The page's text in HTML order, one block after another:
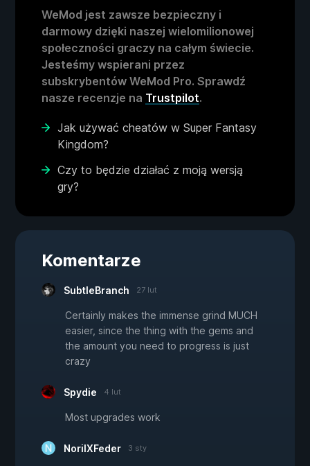
WeMod jest zawsze bezpieczny i
darmowy dzięki naszej wielomilionowej
społeczności graczy na całym świecie.
Jesteśmy wspierani przez
subskrybentów WeMod Pro. Sprawdź
nasze recenzje na Trustpilot.
Jak używać cheatów w Super Fantasy
Kingdom?
Czy to będzie działać z moją wersją
gry?
Komentarze
SubtleBranch 27 lut
Certainly makes the immense grind MUCH
easier, since the thing with the gems and
the amount you need to progress is just
crazy
Spydie 4 lut
Most upgrades work
NorilXFeder 3 sty